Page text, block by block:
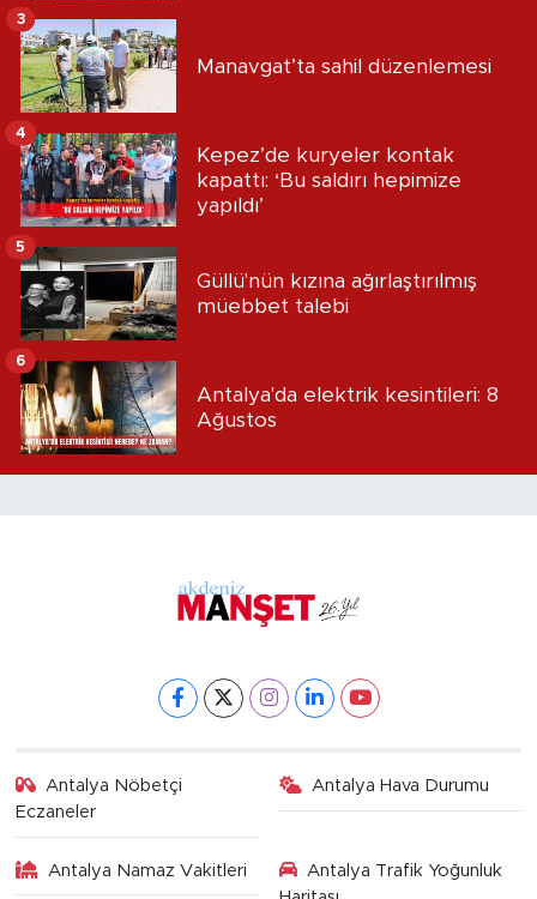
Manavgat’ta sahil düzenlemesi
3
Kepez’de kuryeler kontak
kapattı: ‘Bu saldırı hepimize
yapıldı’
4
Güllü'nün kızına ağırlaştırılmış
müebbet talebi
5
Antalya'da elektrik kesintileri: 8
Ağustos
6
Antalya Nöbetçi
Eczaneler
Antalya Hava Durumu
Antalya Namaz Vakitleri
Antalya Trafik Yoğunluk